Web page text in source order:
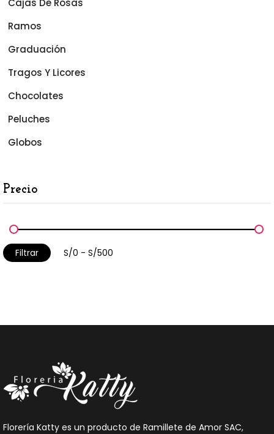
Cajas De Rosas
Ramos
Graduación
Tragos Y Licores
Chocolates
Peluches
Globos
Precio
Filtrar
Florería Katty es un producto de Ramillete de Amor SAC,